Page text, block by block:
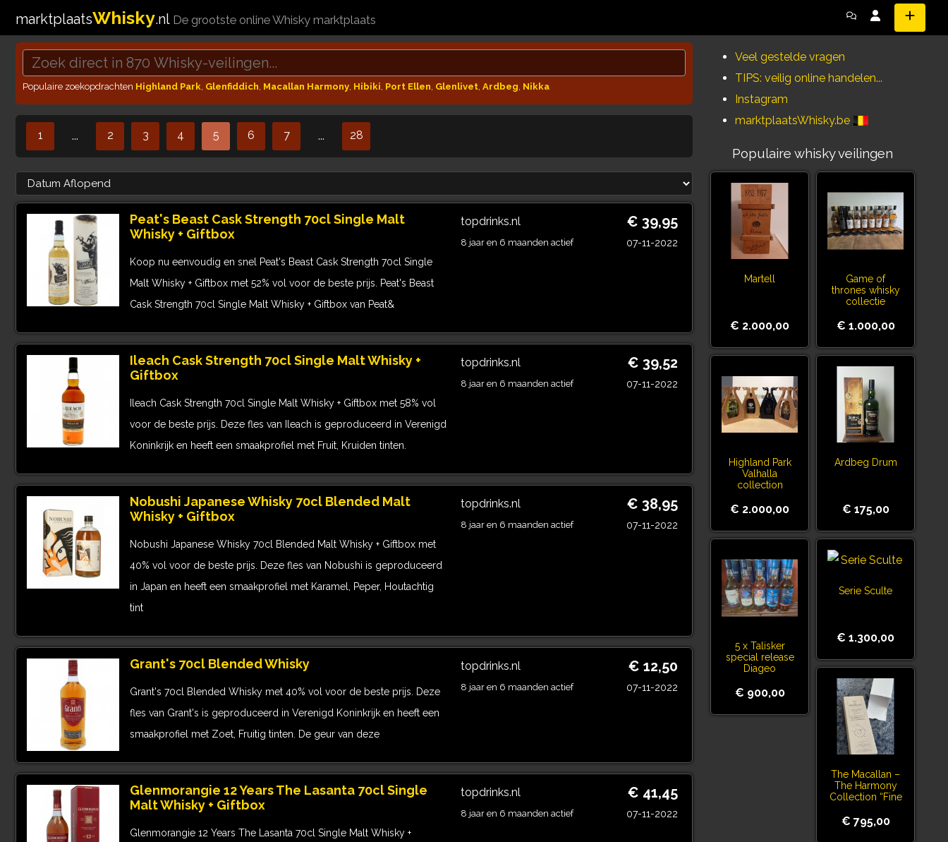
marktplaatsWhisky.nl De grootste online Whisky marktplaats
Populaire zoekopdrachten Highland Park, Glenfiddich, Macallan Harmony, Hibiki, Port Ellen, Glenlivet, Ardbeg, Nikka
1 ... 2 3 4 5 6 7 ... 28
Peat's Beast Cask Strength 70cl Single Malt
Whisky + Giftbox
Koop nu eenvoudig en snel Peat's Beast Cask Strength 70cl Single
Malt Whisky + Giftbox met 52% vol voor de beste prijs. Peat's Beast
Cask Strength 70cl Single Malt Whisky + Giftbox van Peat&
topdrinks.nl
8 jaar en 6 maanden actief
€ 39,95
07-11-2022
Ileach Cask Strength 70cl Single Malt Whisky +
Giftbox
Ileach Cask Strength 70cl Single Malt Whisky + Giftbox met 58% vol
voor de beste prijs. Deze fles van Ileach is geproduceerd in Verenigd
Koninkrijk en heeft een smaakprofiel met Fruit, Kruiden tinten.
topdrinks.nl
8 jaar en 6 maanden actief
€ 39,52
07-11-2022
Nobushi Japanese Whisky 70cl Blended Malt
Whisky + Giftbox
Nobushi Japanese Whisky 70cl Blended Malt Whisky + Giftbox met
40% vol voor de beste prijs. Deze fles van Nobushi is geproduceerd
in Japan en heeft een smaakprofiel met Karamel, Peper, Houtachtig
tint
topdrinks.nl
8 jaar en 6 maanden actief
€ 38,95
07-11-2022
Grant's 70cl Blended Whisky
Grant's 70cl Blended Whisky met 40% vol voor de beste prijs. Deze
fles van Grant's is geproduceerd in Verenigd Koninkrijk en heeft een
smaakprofiel met Zoet, Fruitig tinten. De geur van deze
topdrinks.nl
8 jaar en 6 maanden actief
€ 12,50
07-11-2022
Glenmorangie 12 Years The Lasanta 70cl Single
Malt Whisky + Giftbox
Glenmorangie 12 Years The Lasanta 70cl Single Malt Whisky +
topdrinks.nl
8 jaar en 6 maanden actief
€ 41,45
07-11-2022
Veel gestelde vragen
TIPS: veilig online handelen...
Instagram
marktplaatsWhisky.be
Populaire whisky veilingen
Martell
€ 2.000,00
Game of
thrones whisky
collectie
€ 1.000,00
Highland Park
Valhalla
collection
€ 2.000,00
Ardbeg Drum
€ 175,00
5 x Talisker
special release
Diageo
€ 900,00
Serie Sculte
€ 1.300,00
The Macallan –
The Harmony
Collection “Fine
Exclusive)
€ 795,00